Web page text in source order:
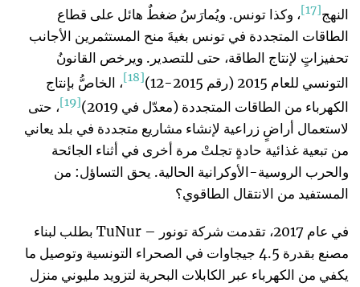
النهج[17]
، وكذا تونس. ويُمارَسُ ضغطٌ هائل على قطاع
الطاقات المتجددة في تونس بغيةَ منح المستثمرين الأجانب
تحفيزاتٍ لإنتاج الطاقة، حتى للتصدير. ويرخص القانونُ
التونسي للعام 2015 (رقم 2015-12)
[18]
، الخاصُّ بإنتاج
الكهرباء من الطاقات المتجددة (معدّل في 2019)
[19]
، حتى
لاستعمال أراضٍ زراعية لإنشاء مشاريع متجددة في بلد يعاني
من تبعية غذائية حادةٍ تجلتْ مرة أخرى في أثناء الجائحة
والحرب الروسية-الأوكرانية الحالية. يحق التساؤل: من
المستفيد من الانتقال الطاقوي؟
في عام 2017، تقدمت شركة تونور – TuNur بطلب لبناء
مصنع بقدرة 4.5 جيجاوات في الصحراء التونسية وتوصيل ما
يكفي من الكهرباء عبر الكابلات البحرية لتزويد مليوني منزل